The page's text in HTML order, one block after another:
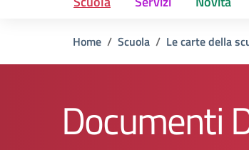
Home Scuola Le carte della
Documenti